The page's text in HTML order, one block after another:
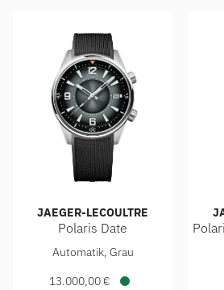
JAEGER-LECOULTRE
Polaris Date
Jaeger-LeCoultre Polaris Date,
Automatik, Grau
13.000,00 €